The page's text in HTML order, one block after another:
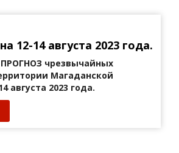
12-14 августа 2023 года.
чрезвычайных
Магаданской
августа 2023 года.